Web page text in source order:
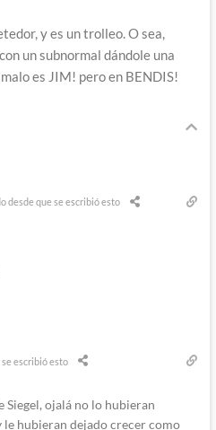
y es un trolleo. O sea,
un subnormal dándole una
es JIM! pero en BENDIS!
desde que se escribió esto
se escribió esto
Siegel, ojalá no lo hubieran
hubieran dejado crecer como